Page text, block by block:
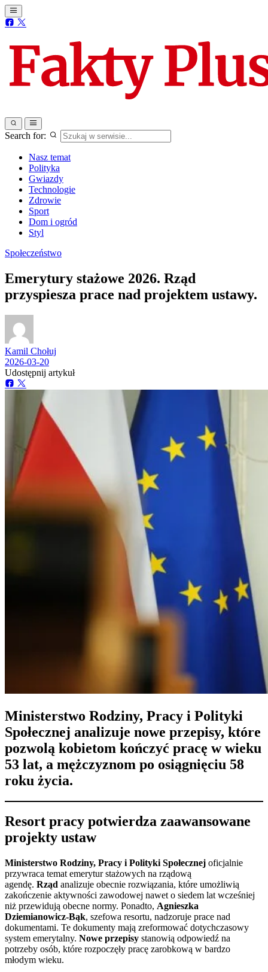
Search for:
Nasz temat
Polityka
Gwiazdy
Technologie
Zdrowie
Sport
Dom i ogród
Styl
Społeczeństwo
Emerytury stażowe 2026. Rząd
przyspiesza prace nad projektem ustawy.
Kamil Chołuj
2026-03-20
Udostępnij artykuł
Ministerstwo Rodziny, Pracy i Polityki
Społecznej analizuje nowe przepisy, które
pozwolą kobietom kończyć pracę w wieku
53 lat, a mężczyznom po osiągnięciu 58
roku życia.
Resort pracy potwierdza zaawansowane
projekty ustaw
Ministerstwo Rodziny, Pracy i Polityki Społecznej oficjalnie
przywraca temat emerytur stażowych na rządową
agendę. Rząd analizuje obecnie rozwiązania, które umożliwią
zakończenie aktywności zawodowej nawet o siedem lat wcześniej
niż przewidują obecne normy. Ponadto, Agnieszka
Dziemianowicz-Bąk, szefowa resortu, nadzoruje prace nad
dokumentami. Te dokumenty mają zreformować dotychczasowy
system emerytalny. Nowe przepisy stanowią odpowiedź na
potrzeby osób, które rozpoczęły pracę zarobkową w bardzo
młodym wieku.